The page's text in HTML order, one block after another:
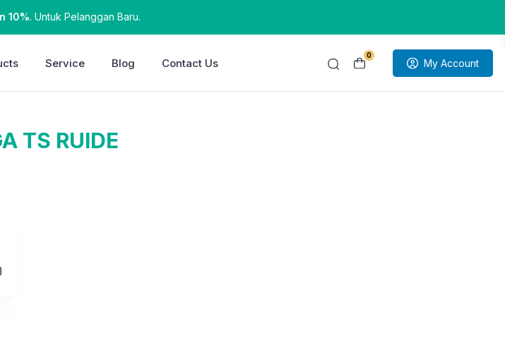
10%. Untuk Pelanggan Baru.
0
My Account
Service Blog Contact Us
TS RUIDE